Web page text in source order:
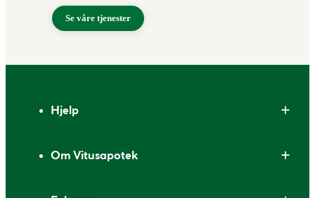
Se våre tjenester
Hjelp
Om Vitusapotek